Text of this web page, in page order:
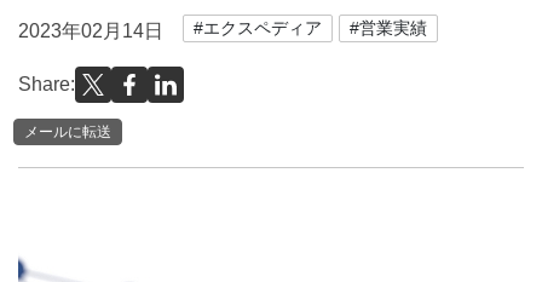
2023年02月14日 #エクスペディア #営業実績
Share:
メールに転送